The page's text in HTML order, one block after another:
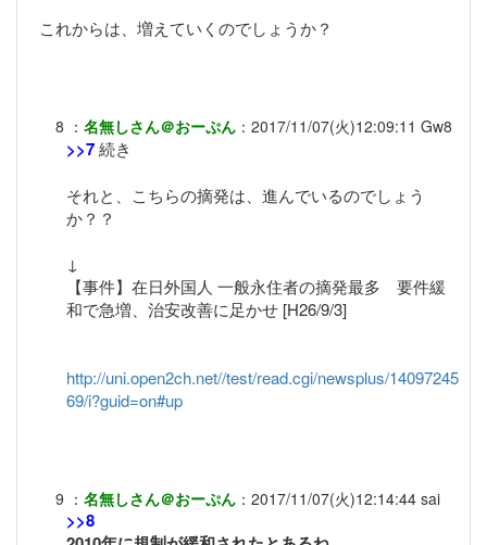
これからは、増えていくのでしょうか？
8 ： 名無しさん＠おーぷん ： 2017/11/07(火)12:09:11 Gw8
>>7続き
それと、こちらの摘発は、進んでいるのでしょう
か？？
↓
【事件】在日外国人 一般永住者の摘発最多 要件緩
和で急増、治安改善に足かせ [H26/9/3]
http://uni.open2ch.net//test/read.cgi/newsplus/14097245
69/i?guid=on#up
9 ： 名無しさん＠おーぷん ： 2017/11/07(火)12:14:44 sai
>>8